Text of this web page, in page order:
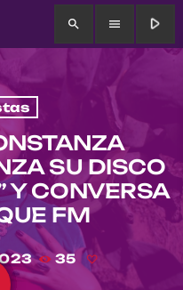
search menu play_arrow
SU DISCO
Y CONVERSA
FM
35